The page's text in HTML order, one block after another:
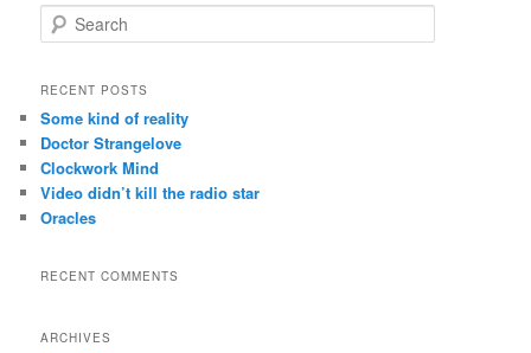
e
r
h
RECENT POSTS
Some kind of reality
Doctor Strangelove
Clockwork Mind
Video didn’t kill the radio star
Oracles
RECENT COMMENTS
ARCHIVES